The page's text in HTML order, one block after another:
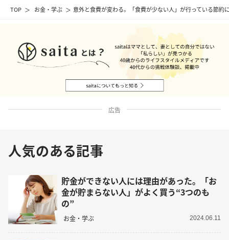
TOP お金・学ぶ 意外と食費が変わる。「食費が少ない人」が行っている節約
広告
人気のある記事
貯金ができない人には理由があった。「お
金が貯まらない人」がよく買う“3つのも
の”
お金・学ぶ 2024.06.11